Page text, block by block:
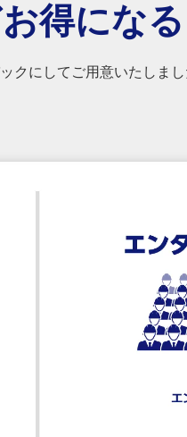
お得になる
クにしてご用意いたしま